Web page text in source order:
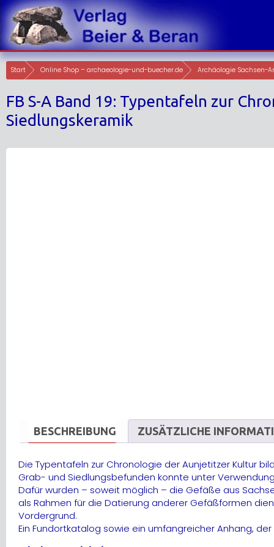
Skip
to
content
Start Online Shop – archaeologie-und-buecher.de Archäologie Sachsen-
FB S-A Band 19: Typentafeln zur
Siedlungskeramik
BESCHREIBUNG ZUSÄTZLICHE
Die Typentafeln zur Chronologie der Aunjetitzer Kultur
Grab- und Siedlungsbefunden konnte unter
Dafür wurden – soweit möglich – die Gefäße aus
als Rahmen für die Datierung anderer Gefäßformen
Vordergrund.
Ein Fundortkatalog sowie ein umfangreicher Anhang,